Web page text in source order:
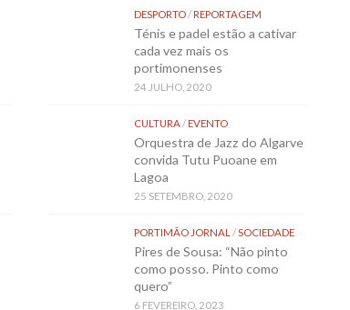
DESPORTO/REPORTAGEM
Ténis e padel estão a cativar
cada vez mais os
portimonenses
24 JULHO, 2020
CULTURA/EVENTO
Orquestra de Jazz do Algarve
convida Tutu Puoane em
Lagoa
25 SETEMBRO, 2020
PORTIMÃO JORNAL /SOCIEDADE
Pires de Sousa: “Não pinto
como posso. Pinto como
quero”
6 FEVEREIRO, 2023